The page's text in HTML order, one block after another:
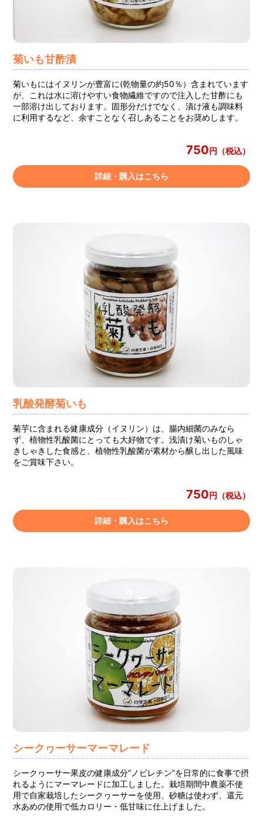
菊いも甘酢漬
菊いもにはイヌリンが豊富に(乾物量の約50％）含まれています
が、これは水に溶けやすい食物繊維ですので注入した甘酢にも
一部溶け出しております。固形分だけでなく、漬け液も調味料
に利用するなど、余すことなく召しあることをお奨めします。
750円（税込）
詳細・購入はこちら
乳酸発酵菊いも
菊芋に含まれる健康成分（イヌリン）は、腸内細菌のみなら
ず、植物性乳酸菌にとっても大好物です。浅漬け菊いものしゃ
きしゃきした食感と、植物性乳酸菌が素材から醸し出した風味
をご賞味下さい。
750円（税込）
詳細・購入はこちら
シークヮーサーマーマレード
シークヮーサー果皮の健康成分“ノビレチン”を日常的に食事で摂
れるようにマーマレードに加工しました。栽培期間中農薬不使
用で自家栽培したシークヮーサーを使用、砂糖は使わず、還元
水あめの使用で低カロリー・低甘味に仕上げました。